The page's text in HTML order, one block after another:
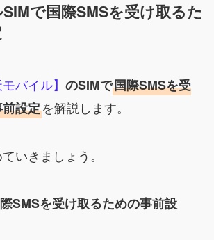
で国際SMSを受け取るた
モバイル】 のSIMで国際SMSを受
設定を解説します。
いきましょう。
SMSを受け取るための事前設